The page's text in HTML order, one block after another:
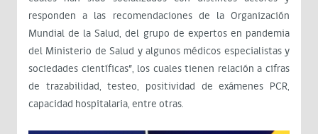
responden a las recomendaciones de la Organización
Mundial de la Salud, del grupo de expertos en pandemia
del Ministerio de Salud y algunos médicos especialistas y
sociedades científicas”, los cuales tienen relación a cifras
de trazabilidad, testeo, positividad de exámenes PCR,
capacidad hospitalaria, entre otras.